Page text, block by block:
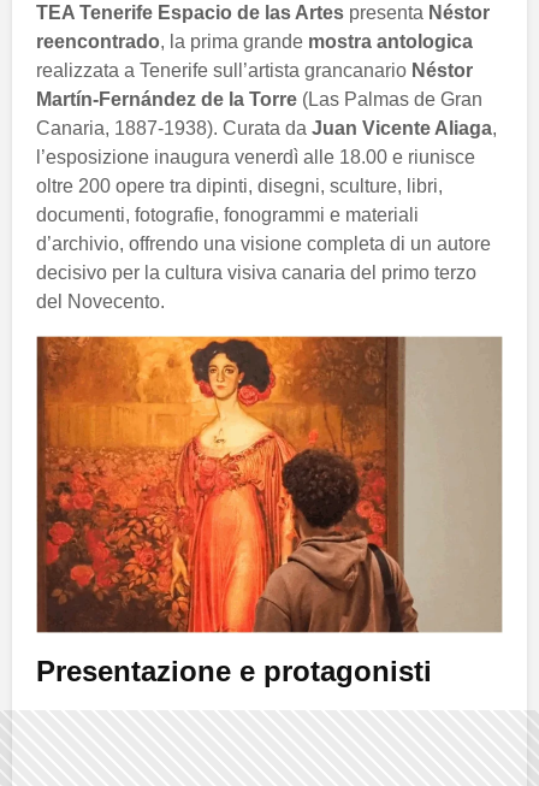
TEA Tenerife Espacio de las Artes presenta Néstor
reencontrado, la prima grande mostra antologica
realizzata a Tenerife sull’artista grancanario Néstor
Martín-Fernández de la Torre (Las Palmas de Gran
Canaria, 1887-1938). Curata da Juan Vicente Aliaga,
l’esposizione inaugura venerdì alle 18.00 e riunisce
oltre 200 opere tra dipinti, disegni, sculture, libri,
documenti, fotografie, fonogrammi e materiali
d’archivio, offrendo una visione completa di un autore
decisivo per la cultura visiva canaria del primo terzo
del Novecento.
Presentazione e protagonisti